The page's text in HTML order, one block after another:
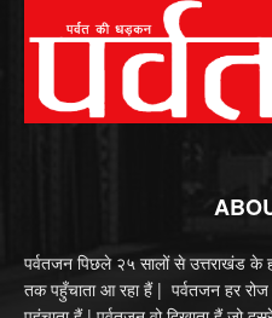
पर्वतजन पिछले २५ सालों से उत्तराखंड
तक पहुँचाता आ रहा हैं | पर्वतजन हर